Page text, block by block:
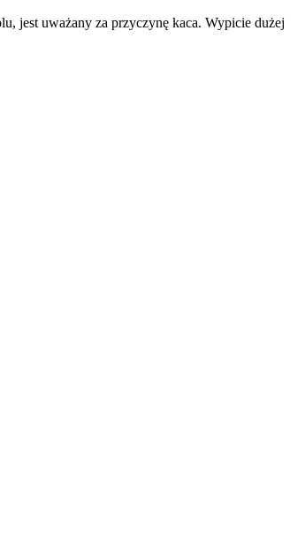
jest uważany za przyczynę kaca. Wypicie dużej